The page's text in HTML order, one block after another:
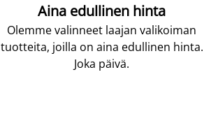
Aina edullinen hinta
Olemme valinneet laajan valikoiman
tuotteita, joilla on aina edullinen hinta.
Joka päivä.